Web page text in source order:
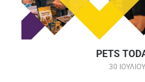
PETS
30